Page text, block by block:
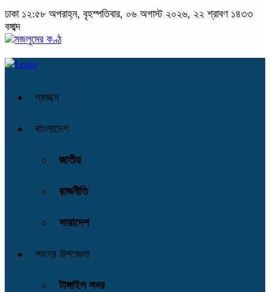
ঢাকা ১২:৫৮ অপরাহ্ন, বৃহস্পতিবার, ০৬ অগাস্ট ২০২৬, ২২ শ্রাবণ ১৪৩৩
বঙ্গাব্দ
প্রচ্ছদ
বাংলাদেশ
জাতীয়
রাজনীতি
সারাদেশ
সমগ্র উপজেলা
টাঙ্গাইল সদর